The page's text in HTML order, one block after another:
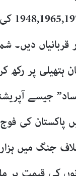
دیں۔
جان ہتھیلی پر
جیسے
کی فوج
جنگ میں